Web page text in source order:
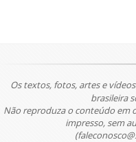
Os textos, fotos, artes e
brasileira
Não reproduza o conteúdo em
impresso, sem